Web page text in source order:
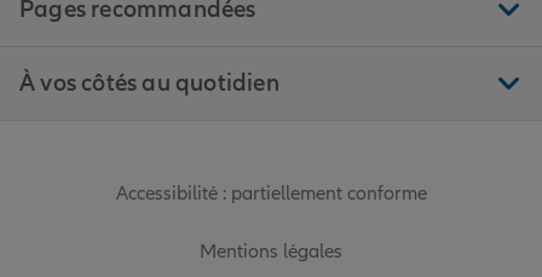
Pages recommandées
À vos côtés au quotidien
Accessibilité : partiellement conforme
Mentions légales